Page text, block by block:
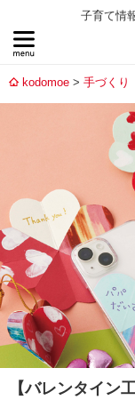
子育て情
kodomoe 手づくり
【バレンタイン